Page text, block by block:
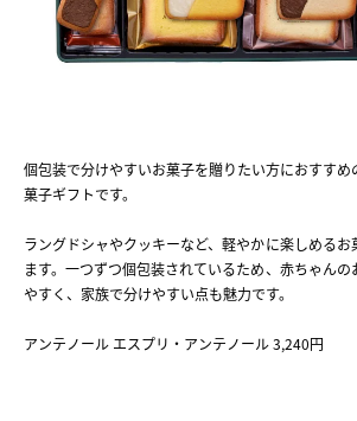
個包装で分けやすいお菓子を贈りたい方におすす
菓子ギフトです。
ラングドシャやクッキーなど、軽やかに楽しめる
ます。一つずつ個包装されているため、赤ちゃん
やすく、家族で分けやすい点も魅力です。
アンテノール エスプリ・アンテノール 3,240円